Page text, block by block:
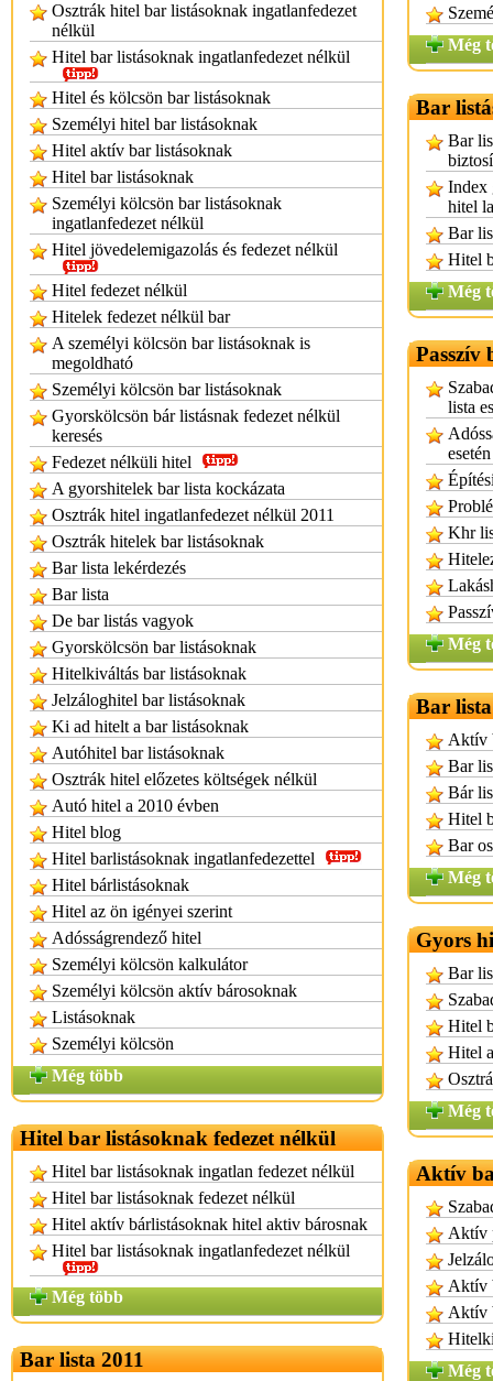
Osztrák hitel bar listásoknak ingatlanfedezet
nélkül
Hitel bar listásoknak ingatlanfedezet nélkül
Hitel és kölcsön bar listásoknak
Személyi hitel bar listásoknak
Hitel aktív bar listásoknak
Hitel bar listásoknak
Személyi kölcsön bar listásoknak
ingatlanfedezet nélkül
Hitel jövedelemigazolás és fedezet nélkül
Hitel fedezet nélkül
Hitelek fedezet nélkül bar
A személyi kölcsön bar listásoknak is
megoldható
Személyi kölcsön bar listásoknak
Gyorskölcsön bár listásnak fedezet nélkül
keresés
Fedezet nélküli hitel
A gyorshitelek bar lista kockázata
Osztrák hitel ingatlanfedezet nélkül 2011
Osztrák hitelek bar listásoknak
Bar lista lekérdezés
Bar lista
De bar listás vagyok
Gyorskölcsön bar listásoknak
Hitelkiváltás bar listásoknak
Jelzáloghitel bar listásoknak
Ki ad hitelt a bar listásoknak
Autóhitel bar listásoknak
Osztrák hitel előzetes költségek nélkül
Autó hitel a 2010 évben
Hitel blog
Hitel barlistásoknak ingatlanfedezettel
Hitel bárlistásoknak
Hitel az ön igényei szerint
Adósságrendező hitel
Személyi kölcsön kalkulátor
Személyi kölcsön aktív bárosoknak
Listásoknak
Személyi kölcsön
Még több
Hitel bar listásoknak fedezet nélkül
Hitel bar listásoknak ingatlan fedezet nélkül
Hitel bar listásoknak fedezet nélkül
Hitel aktív bárlistásoknak hitel aktiv bárosnak
Hitel bar listásoknak ingatlanfedezet nélkül
Még több
Bar lista 2011
Még
Bar
Bar
Index
hitel
Bar
Hitel
Még
Passzív
lista
esetén
Khr
Még
Bar
Aktív
Bar
Bár
Hitel
Bar
Még
Gyors
Bar
Hitel
Hitel
Még
Aktív
Aktív
Aktív
Aktív
Még